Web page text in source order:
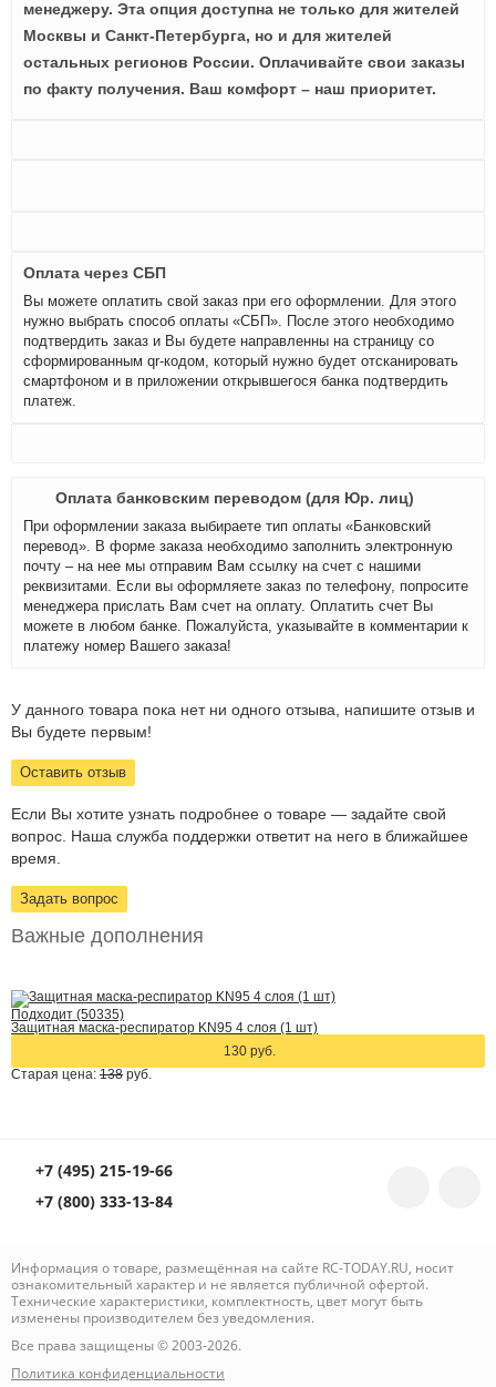
менеджеру. Эта опция доступна не только для жителей
Москвы и Санкт-Петербурга, но и для жителей
остальных регионов России. Оплачивайте свои заказы
по факту получения. Ваш комфорт – наш приоритет.
Оплата через СБП
Вы можете оплатить свой заказ при его оформлении. Для этого
нужно выбрать способ оплаты «СБП». После этого необходимо
подтвердить заказ и Вы будете направленны на страницу со
сформированным qr-кодом, который нужно будет отсканировать
смартфоном и в приложении открывшегося банка подтвердить
платеж.
Оплата банковским переводом (для Юр. лиц)
При оформлении заказа выбираете тип оплаты «Банковский
перевод». В форме заказа необходимо заполнить электронную
почту – на нее мы отправим Вам ссылку на счет с нашими
реквизитами. Если вы оформляете заказ по телефону, попросите
менеджера прислать Вам счет на оплату. Оплатить счет Вы
можете в любом банке. Пожалуйста, указывайте в комментарии к
платежу номер Вашего заказа!
У данного товара пока нет ни одного отзыва, напишите отзыв и
Вы будете первым!
Оставить отзыв
Если Вы хотите узнать подробнее о товаре — задайте свой
вопрос. Наша служба поддержки ответит на него в ближайшее
время.
Задать вопрос
Важные дополнения
Подходит (50335)
Защитная маска-респиратор KN95 4 слоя (1 шт)
130 руб.
Старая цена: 138 руб.
+7 (495) 215-19-66
+7 (800) 333-13-84
Информация о товаре, размещённая на сайте RC-TODAY.RU, носит
ознакомительный характер и не является публичной офертой.
Технические характеристики, комплектность, цвет могут быть
изменены производителем без уведомления.
Все права защищены © 2003-2026.
Политика конфиденциальности